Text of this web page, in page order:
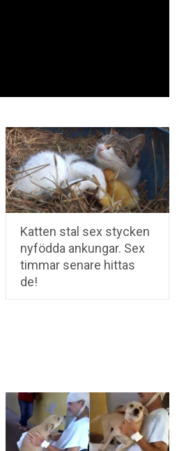
Katten stal sex stycken
nyfödda ankungar. Sex
timmar senare hittas
de!